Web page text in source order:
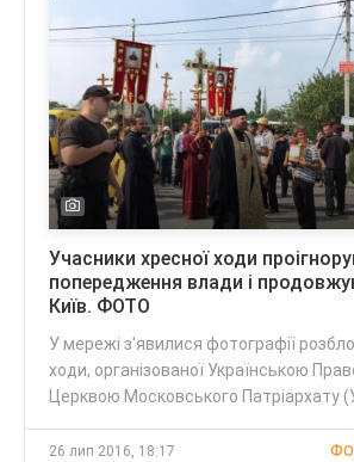
Учасники хресної ходи
попередження влади і
Київ. ФОТО
У мережі з'явилися фотографії
ходи, організованої Українською
Церквою Московського Патріархату
26 лип 2016, 18:17